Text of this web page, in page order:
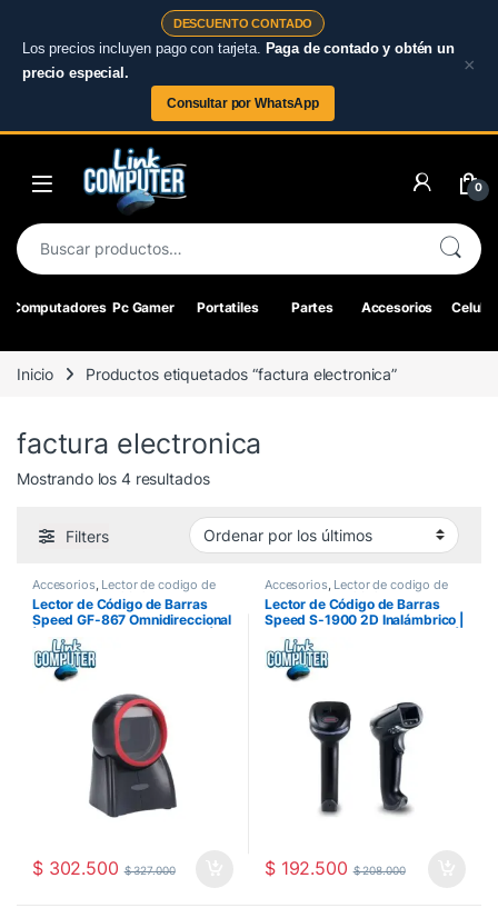
DESCUENTO CONTADO
Los precios incluyen pago con tarjeta. Paga de contado y obtén un
precio especial.
Consultar por WhatsApp
×
Skip to navigation
0
Buscar por:
Computadores Pc Gamer Portatiles Partes Accesorios
Inicio Productos etiquetados “factura electronica”
factura electronica
Mostrando los 4 resultadosOrdenado por los últimos
Filters
Accesorios Lector de codigo de
barras Punto POS-2
Lector de Código de Barras
Speed GF-867 Omnidireccional
| Escaneo 360° Automático |
Lee QR y Códigos 1D | Manos
Libres | Ideal para
Supermercados y Cajas
$302.500 $327.000
Accesorios Lector de codigo de
barras Punto POS-2
Lector de Código de Barras
Speed S-1900 2D Inalámbrico |
Lee QR, PDF417 y DataMatrix |
Sin Cables | Compatible POS y
Facturación Electrónica | Link
Computer Pereira
$192.500 $208.000